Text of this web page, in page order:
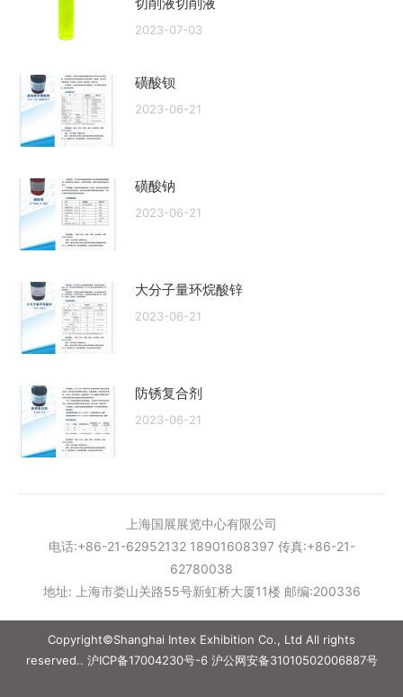
2023-07-03
磺酸钡
2023-06-21
磺酸钠
2023-06-21
大分子量环烷酸锌
2023-06-21
防锈复合剂
2023-06-21
上海国展展览中心有限公司
电话:+86-21-62952132 18901608397 传真:+86-21-
62780038
地址: 上海市娄山关路55号新虹桥大厦11楼 邮编:200336
Copyright©Shanghai Intex Exhibition Co., Ltd All rights
reserved.. 沪ICP备17004230号-6沪公网安备31010502006887号